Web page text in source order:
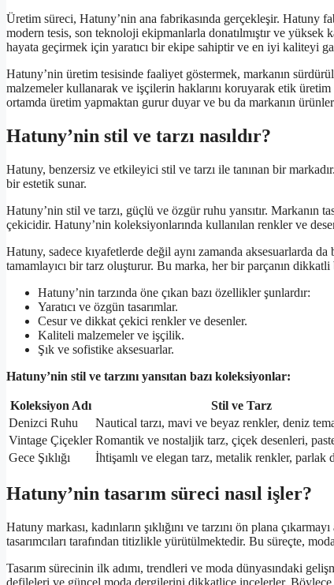
Üretim süreci, Hatuny’nin ana fabrikasında gerçekleşir. Hatuny
modern tesis, son teknoloji ekipmanlarla donatılmıştır ve yüksek
hayata geçirmek için yaratıcı bir ekipe sahiptir ve en iyi kaliteyi
Hatuny’nin üretim tesisinde faaliyet göstermek, markanın
malzemeler kullanarak ve işçilerin haklarını koruyarak etik
ortamda üretim yapmaktan gurur duyar ve bu da markanın
Hatuny’nin stil ve tarzı nasıldır?
Hatuny, benzersiz ve etkileyici stil ve tarzı ile tanınan bir
bir estetik sunar.
Hatuny’nin stil ve tarzı, güçlü ve özgür ruhu yansıtır. Markanın
çekicidir. Hatuny’nin koleksiyonlarında kullanılan renkler ve
Hatuny, sadece kıyafetlerde değil aynı zamanda aksesuarlarda da
tamamlayıcı bir tarz oluşturur. Bu marka, her bir parçanın
Hatuny’nin tarzında öne çıkan bazı özellikler şunlardır:
Yaratıcı ve özgün tasarımlar.
Cesur ve dikkat çekici renkler ve desenler.
Kaliteli malzemeler ve işçilik.
Şık ve sofistike aksesuarlar.
Hatuny’nin stil ve tarzını yansıtan bazı koleksiyonlar:
Koleksiyon Adı
Stil ve Tarz
Denizci Ruhu
Nautical tarzı, mavi ve beyaz renkler, deniz
Vintage Çiçekler Romantik ve nostaljik tarz, çiçek desenleri,
Gece Şıklığı
İhtişamlı ve elegan tarz, metalik renkler, parlak
Hatuny’nin tasarım süreci nasıl işler?
Hatuny markası, kadınların şıklığını ve tarzını ön plana
tasarımcıları tarafından titizlikle yürütülmektedir. Bu süreçte,
Tasarım sürecinin ilk adımı, trendleri ve moda dünyasındaki
defileleri ve güncel moda dergilerini dikkatlice incelerler.